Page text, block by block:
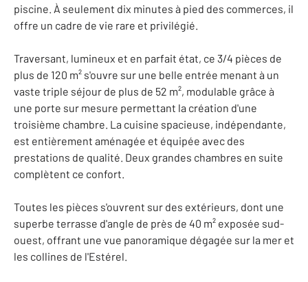
piscine. À seulement dix minutes à pied des commerces, il
offre un cadre de vie rare et privilégié.
Traversant, lumineux et en parfait état, ce 3/4 pièces de
plus de 120 m² s'ouvre sur une belle entrée menant à un
vaste triple séjour de plus de 52 m², modulable grâce à
une porte sur mesure permettant la création d'une
troisième chambre. La cuisine spacieuse, indépendante,
est entièrement aménagée et équipée avec des
prestations de qualité. Deux grandes chambres en suite
complètent ce confort.
Toutes les pièces s'ouvrent sur des extérieurs, dont une
superbe terrasse d'angle de près de 40 m² exposée sud-
ouest, offrant une vue panoramique dégagée sur la mer et
les collines de l'Estérel.